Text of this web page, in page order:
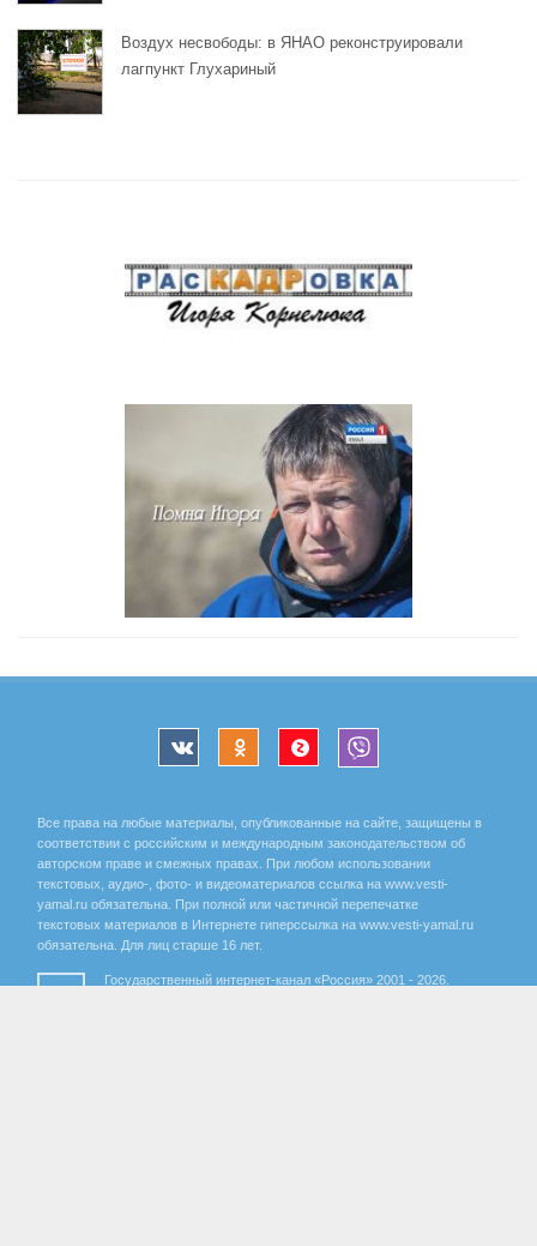
Воздух несвободы: в ЯНАО реконструировали
лагпункт Глухариный
Все права на любые материалы, опубликованные на сайте, защищены в
соответствии с российским и международным законодательством об
авторском праве и смежных правах. При любом использовании
текстовых, аудио-, фото- и видеоматериалов ссылка на www.vesti-
yamal.ru обязательна. При полной или частичной перепечатке
текстовых материалов в Интернете гиперссылка на www.vesti-yamal.ru
обязательна. Для лиц старше 16 лет.
Государственный интернет-канал «Россия» 2001 - 2026.